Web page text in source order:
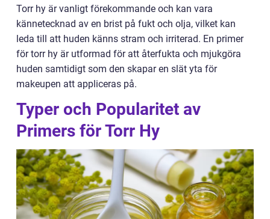
Torr hy är vanligt förekommande och kan vara
kännetecknad av en brist på fukt och olja, vilket kan
leda till att huden känns stram och irriterad. En primer
för torr hy är utformad för att återfukta och mjukgöra
huden samtidigt som den skapar en slät yta för
makeupen att appliceras på.
Typer och Popularitet av
Primers för Torr Hy